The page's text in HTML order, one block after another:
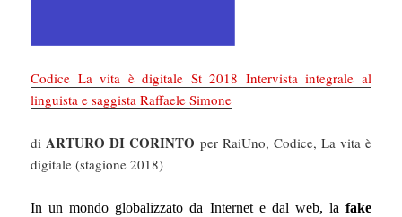
Codice La vita è digitale St 2018 Intervista integrale al
linguista e saggista Raffaele Simone
diARTURO DI CORINTO per RaiUno, Codice, La vita è
digitale (stagione 2018)
In un mondo globalizzato da Internet e dal web, la fake